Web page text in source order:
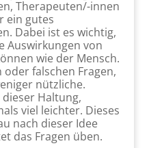
Therapeuten/-innen
ein gutes
Dabei ist es wichtig,
Auswirkungen von
wie der Mensch.
falschen Fragen,
nützliche.
Haltung,
viel leichter. Dieses
nach dieser Idee
das Fragen üben.